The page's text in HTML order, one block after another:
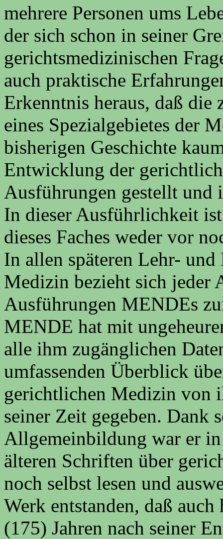
mehrere Personen ums
der sich schon in seiner
gerichtsmedizinischen
auch praktische
Erkenntnis heraus, daß
eines Spezialgebietes der
bisherigen Geschichte
Entwicklung der
Ausführungen gestellt und
In dieser Ausführlichkeit
dieses Faches weder vor
In allen späteren Lehr-
Medizin bezieht sich jeder
Ausführungen MENDEs
MENDE hat mit
alle ihm zugänglichen
umfassenden Überblick
gerichtlichen Medizin von
seiner Zeit gegeben. Dank
Allgemeinbildung war er
älteren Schriften über
noch selbst lesen und
Werk entstanden, daß
(175) Jahren nach seiner